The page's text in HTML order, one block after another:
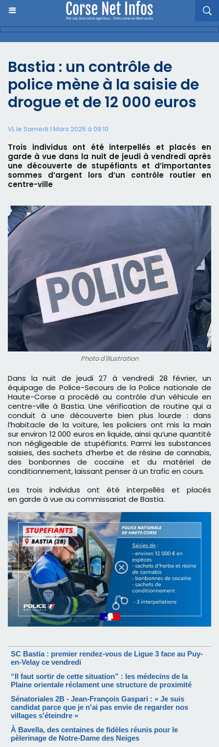
Bastia : un contrôle de
police mène à la saisie de
drogue et de 12 000 euros
VL le Samedi 1 Mars 2025 à 09:10
Trois individus ont été interpellés et placés en
garde à vue dans la nuit de jeudi à vendredi après
une découverte de stupéfiants et d’importantes
sommes d’argent lors d’un contrôle routier en
centre-ville
Photo d'illustration
Dans la nuit de jeudi 27 à vendredi 28 février, un
équipage de Police-Secours de la Police nationale de
Haute-Corse a procédé au contrôle d’un véhicule en
centre-ville à Bastia. Une vérification de routine qui a
conduit à une découverte bien plus lourde : dans
l’habitacle de la voiture, les policiers ont mis la main
sur environ 12 000 euros en liquide, ainsi qu’une quantité
non négligeable de stupéfiants. Parmi les substances
saisies, des sachets d’herbe et de résine de cannabis,
des bonbonnes de cocaïne et du matériel de
conditionnement, laissant penser à un trafic en cours.
Les trois individus ont été interpellés et placés
en garde à vue au commissariat de Bastia.
SC Bastia : premier rendez-vous de Ligue 3 face au Puy-
en-Velay ce vendredi
“Il faut sortir de cette situation” : les médecins de la
Plaine orientale réclament une structure de proximité
Sénatoriales 2B - Jean-François Gaspari : « Je suis
candidat parce que je n'ai pas envie de regarder nos
villages s'éteindre »
À Bavella, des centaines de fidèles réunis pour le
pèlerinage de Notre-Dame des Neiges